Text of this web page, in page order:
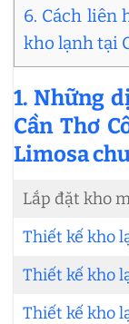
6. Cách liên
kho lạnh tại
1. Những
Cần Thơ
Limosa
Lắp đặt kho
Thiết kế kho
Thiết kế kho
Thiết kế kho